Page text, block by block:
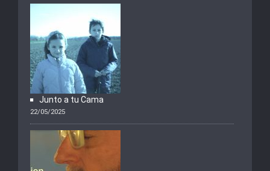
Junto a tu Cama
22/05/2025